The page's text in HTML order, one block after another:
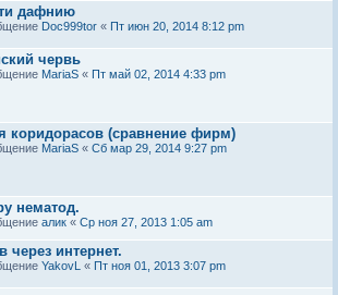
дафнию
Doc999tor « Пт июн 20, 2014 8:12 pm
червь
MariaS « Пт май 02, 2014 4:33 pm
коридорасов (сравнение фирм)
MariaS « Сб мар 29, 2014 9:27 pm
нематод.
алик « Ср ноя 27, 2013 1:05 am
через интернет.
YakovL « Пт ноя 01, 2013 3:07 pm